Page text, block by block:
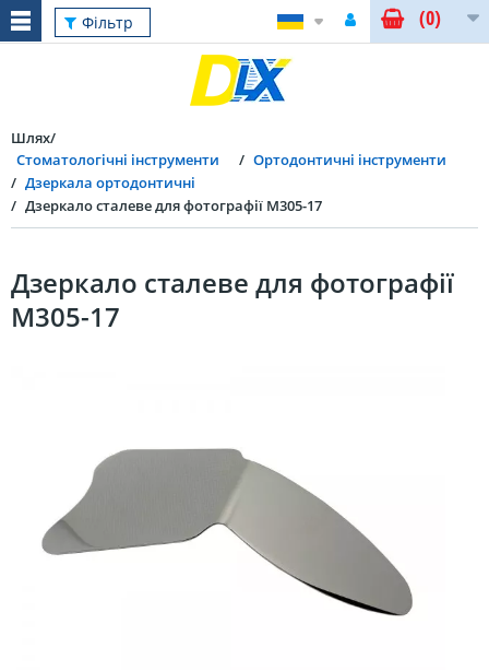
Фільтр (0)
Шлях
Стоматологічні інструменти
Ортодонтичні інструменти
Дзеркала ортодонтичні
Дзеркало сталеве для фотографії M305-17
Дзеркало сталеве для фотографії
M305-17